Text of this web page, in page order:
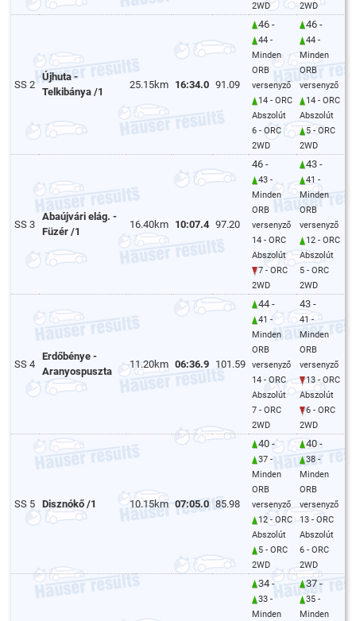
2WD
2WD
SS 2
Újhuta -
Telkibánya /1
25.15km 16:34.0 91.09
46 -
44 -
Minden
ORB
versenyző
14 - ORC
Abszolút
6 - ORC
2WD
46 -
44 -
Minden
ORB
versenyző
14 - ORC
Abszolút
5 - ORC
2WD
SS 3
Abaújvári elág. -
Füzér /1
16.40km 10:07.4 97.20
46 -
43 -
Minden
ORB
versenyző
14 - ORC
Abszolút
7 - ORC
2WD
43 -
41 -
Minden
ORB
versenyző
12 - ORC
Abszolút
5 - ORC
2WD
SS 4
Erdőbénye -
Aranyospuszta
11.20km 06:36.9 101.59
44 -
41 -
Minden
ORB
versenyző
14 - ORC
Abszolút
7 - ORC
2WD
43 -
41 -
Minden
ORB
versenyző
13 - ORC
Abszolút
6 - ORC
2WD
SS 5 Disznókő /1 10.15km 07:05.0 85.98
40 -
37 -
Minden
ORB
versenyző
12 - ORC
Abszolút
5 - ORC
2WD
40 -
38 -
Minden
ORB
versenyző
13 - ORC
Abszolút
6 - ORC
2WD
34 -
33 -
Minden
37 -
35 -
Minden